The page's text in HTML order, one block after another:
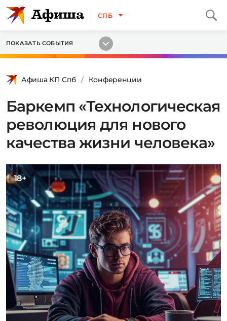
СПБ
ПОКАЗАТЬ СОБЫТИЯ
Афиша КП Спб Конференции
Баркемп «Технологическая
революция для нового
качества жизни человека»
18+